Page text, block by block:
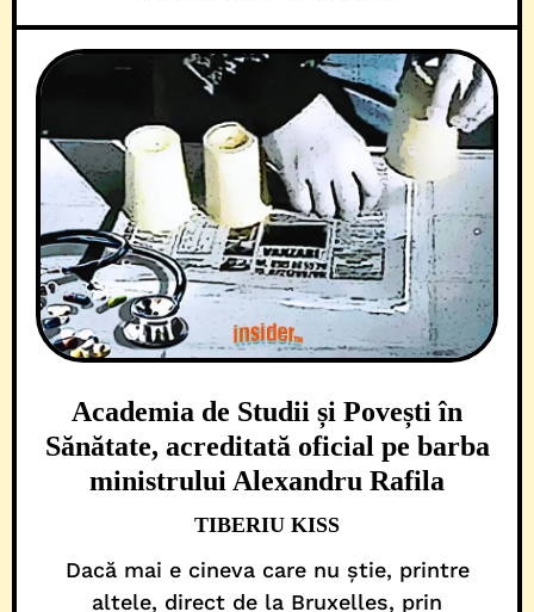
Academia de Studii și Povești în
Sănătate, acreditată oficial pe barba
ministrului Alexandru Rafila
TIBERIU KISS
Dacă mai e cineva care nu știe, printre
altele, direct de la Bruxelles, prin